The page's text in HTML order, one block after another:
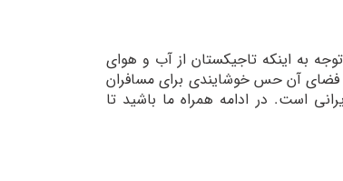
به اینکه تاجیکستان از آب و هوای
فضای آن حس خوشایندی برای مسافران
است. در ادامه همراه ما باشید تا